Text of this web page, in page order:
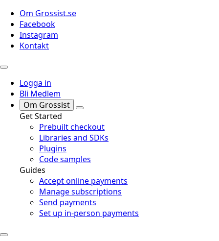
Om Grossist.se
Facebook
Instagram
Kontakt
Logga in
Bli Medlem
Om Grossist
Get Started
Prebuilt checkout
Libraries and SDKs
Plugins
Code samples
Guides
Accept online payments
Manage subscriptions
Send payments
Set up in-person payments